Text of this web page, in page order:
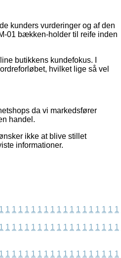
kunders vurderinger og af den
01 bækken-holder til reife inden
butikkens kundefokus. I
hvilket lige så vel
da vi markedsfører
handel.
ikke at blive stillet
informationer.
1 1 1 1 1 1 1 1 1 1 1 1 1 1 1 1 1 1 1
1 1 1 1 1 1 1 1 1 1 1 1 1 1 1 1 1 1 1
1 1 1 1 1 1 1 1 1 1 1 1 1 1 1 1 1 1 1